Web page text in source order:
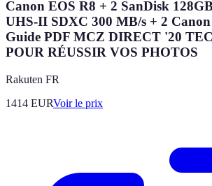
Canon EOS R8 + 2 SanDisk
UHS-II SDXC 300 MB/s + 2
Guide PDF MCZ DIRECT '20
POUR RÉUSSIR VOS PHOTOS
Rakuten FR
1414 EURVoir le prix